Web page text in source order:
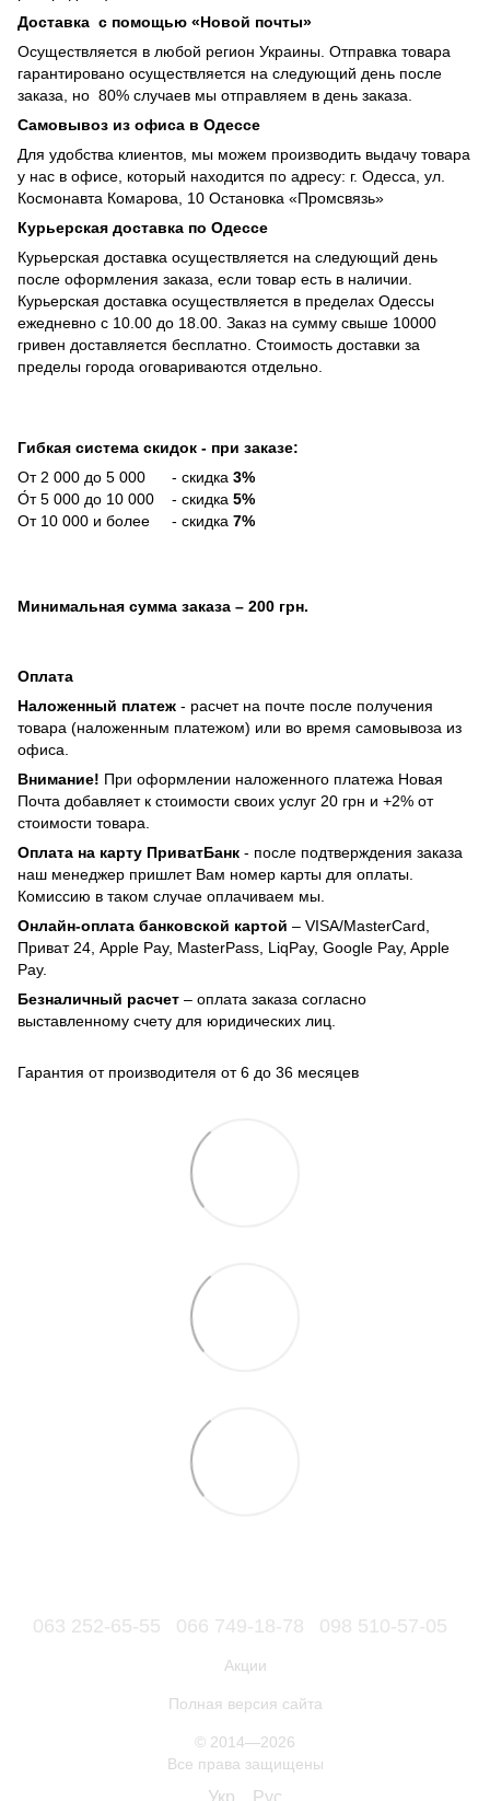
Доставка с помощью «Новой почты»
Осуществляется в любой регион Украины. Отправка товара
гарантировано осуществляется на следующий день после
заказа, но 80% случаев мы отправляем в день заказа.
Самовывоз из офиса в Одессе
Для удобства клиентов, мы можем производить выдачу товара
у нас в офисе, который находится по адресу: г. Одесса, ул.
Космонавта Комарова, 10 Остановка «Промсвязь»
Курьерская доставка по Одессе
Курьерская доставка осуществляется на следующий день
после оформления заказа, если товар есть в наличии.
Курьерская доставка осуществляется в пределах Одессы
ежедневно с 10.00 до 18.00. Заказ на сумму свыше 10000
гривен доставляется бесплатно. Стоимость доставки за
пределы города оговариваются отдельно.
Гибкая система скидок - при заказе:
От 2 000 до 5 000 - скидка 3%
О́т 5 000 до 10 000 - скидка 5%
От 10 000 и более - скидка 7%
Минимальная сумма заказа – 200 грн.
Оплата
Наложенный платеж - расчет на почте после получения
товара (наложенным платежом) или во время самовывоза из
офиса.
Внимание! При оформлении наложенного платежа Новая
Почта добавляет к стоимости своих услуг 20 грн и +2% от
стоимости товара.
Оплата на карту ПриватБанк - после подтверждения заказа
наш менеджер пришлет Вам номер карты для оплаты.
Комиссию в таком случае оплачиваем мы.
Онлайн-оплата банковской картой – VISA/MasterCard,
Приват 24, Apple Pay, MasterPass, LiqPay, Google Pay, Apple
Pay.
Безналичный расчет – оплата заказа согласно
выставленному счету для юридических лиц.
Гарантия от производителя от 6 до 36 месяцев
063 252-65-55 066 749-18-78 098 510-57-05
Акции
Полная версия сайта
© 2014—2026
Все права защищены
Укр Рус